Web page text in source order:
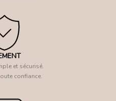
et sécurisé.
confiance.